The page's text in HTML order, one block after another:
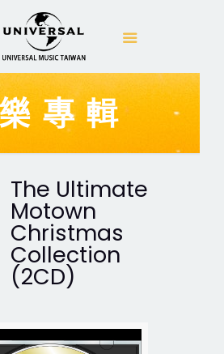
專輯
The Ultimate
Motown
Christmas
Collection
(2CD)